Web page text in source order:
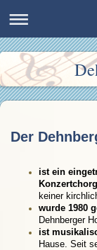
Der
ist ein
keiner
wurde 1980
Dehnberger
ist
Hause. Seit